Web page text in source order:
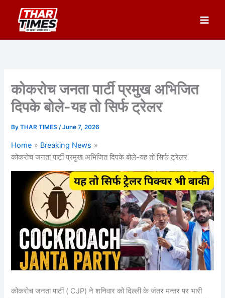
content
कोकरोच जनता पार्टी प्रमुख अभिजित
दिपके बोले-यह तो सिर्फ ट्रेलर
ByTHAR TIMES/June 7, 2026
Home
Breaking News
कोकरोच जनता पार्टी प्रमुख अभिजित दिपके बोले-यह तो सिर्फ ट्रेलर
कोकरोच जनता पार्टी ( CJP) ने शनिवार को दिल्ली के जंतर मन्तर पर भारी